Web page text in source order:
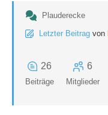
Plauderecke
Letzter Beitrag von
26
Beiträge
6
Mitglieder